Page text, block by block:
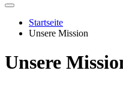
Startseite
Unsere Mission
Unsere